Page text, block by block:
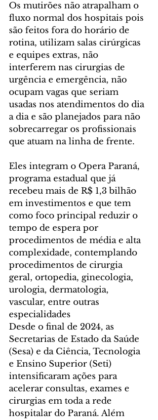
Os mutirões não atrapalham o
fluxo normal dos hospitais pois
são feitos fora do horário de
rotina, utilizam salas cirúrgicas
e equipes extras, não
interferem nas cirurgias de
urgência e emergência, não
ocupam vagas que seriam
usadas nos atendimentos do dia
a dia e são planejados para não
sobrecarregar os profissionais
que atuam na linha de frente.
Eles integram o Opera Paraná,
programa estadual que já
recebeu mais de R$ 1,3 bilhão
em investimentos e que tem
como foco principal reduzir o
tempo de espera por
procedimentos de média e alta
complexidade, contemplando
procedimentos de cirurgia
geral, ortopedia, ginecologia,
urologia, dermatologia,
vascular, entre outras
especialidades
Desde o final de 2024, as
Secretarias de Estado da Saúde
(Sesa) e da Ciência, Tecnologia
e Ensino Superior (Seti)
intensificaram ações para
acelerar consultas, exames e
cirurgias em toda a rede
hospitalar do Paraná. Além